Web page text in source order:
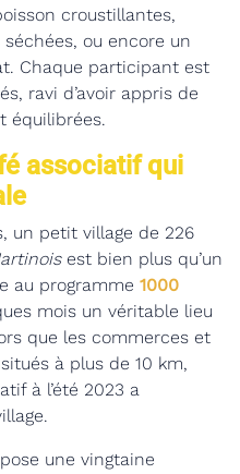
croustillantes,
ou encore un
Chaque participant est
ravi d’avoir appris de
équilibrées.
associatif qui
un petit village de 226
est bien plus qu’un
au programme 1000
mois un véritable lieu
que les commerces et
à plus de 10 km,
à l’été 2023 a
une vingtaine